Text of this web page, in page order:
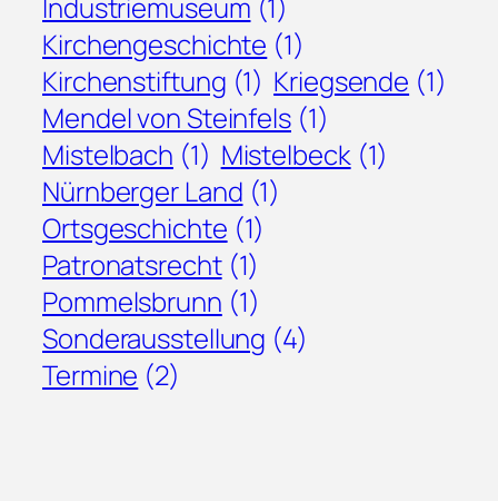
Kirchengeschichte (1)
Kirchenstiftung (1) Kriegsende (1)
Mendel von Steinfels (1)
Mistelbach (1) Mistelbeck (1)
Nürnberger Land (1)
Ortsgeschichte (1)
Patronatsrecht (1)
Pommelsbrunn (1)
Sonderausstellung (4)
Termine (2)